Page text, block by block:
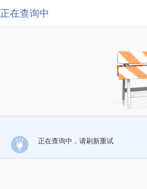
正在查询中
正在查询中，请刷新重试